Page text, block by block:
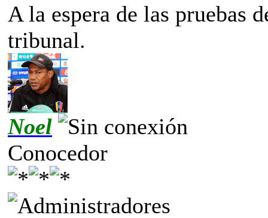
A la espera de las pruebas
tribunal.
Noel
Conocedor